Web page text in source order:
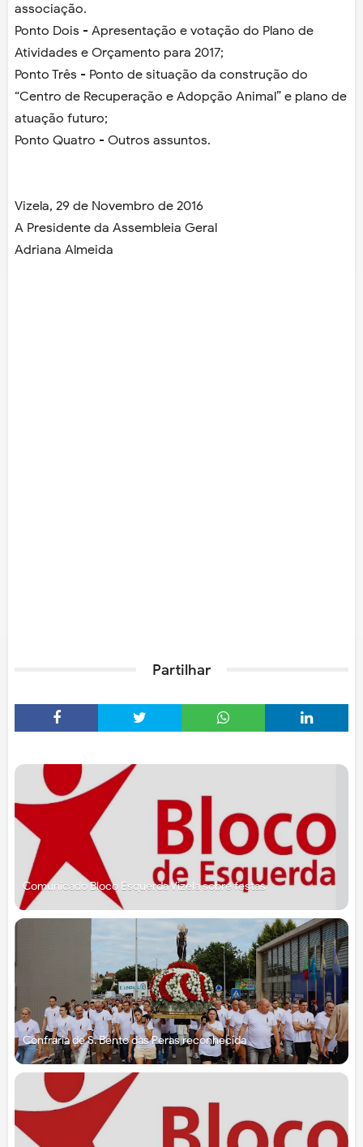
associação.
Ponto Dois - Apresentação e votação do Plano de
Atividades e Orçamento para 2017;
Ponto Três - Ponto de situação da construção do
“Centro de Recuperação e Adopção Animal” e plano de
atuação futuro;
Ponto Quatro - Outros assuntos.
Vizela, 29 de Novembro de 2016
A Presidente da Assembleia Geral
Adriana Almeida
Partilhar
Comunicado Bloco Esquerda Vizela sobre festas
Confraria de S. Bento das Peras reconhecida